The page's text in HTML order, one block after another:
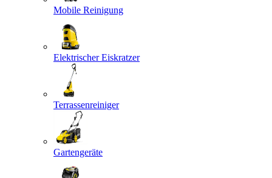
Mobile Reinigung
Elektrischer Eiskratzer
Terrassenreiniger
Gartengeräte